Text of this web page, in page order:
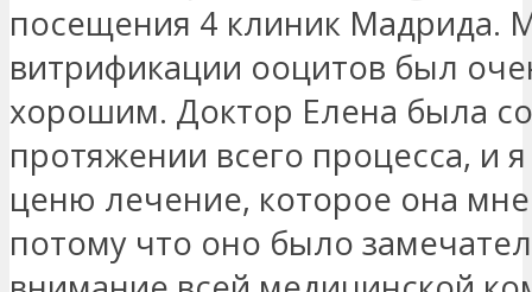
посещения 4 клиник Мадрида.
витрификации ооцитов был
хорошим. Доктор Елена была
протяжении всего процесса, и
ценю лечение, которое она мне
потому что оно было